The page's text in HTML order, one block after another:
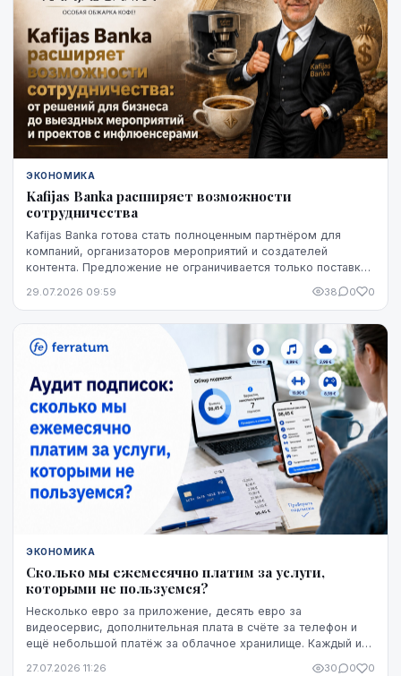
ЭКОНОМИКА
Kafijas Banka расширяет возможности
сотрудничества
Kafijas Banka готова стать полноценным партнёром для
компаний, организаторов мероприятий и создателей
контента. Предложение не ограничивается только поставкой
29.07.2026 09:59 38 0 0
ЭКОНОМИКА
Сколько мы ежемесячно платим за услуги,
которыми не пользуемся?
Несколько евро за приложение, десять евро за
видеосервис, дополнительная плата в счёте за телефон и
ещё небольшой платёж за облачное хранилище. Каждый из
27.07.2026 11:26 30 0 0